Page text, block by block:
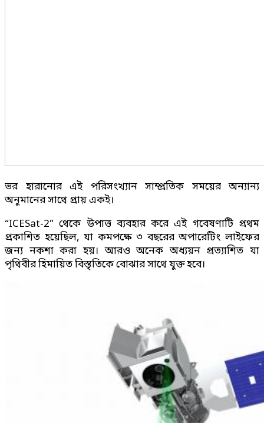
ভর হারানোর এই পরিসংখ্যান সাম্প্রতিক সময়ের অন্যান্য
অনুমানের সাথে প্রায় একই।
“ICESat-2” থেকে উপাত্ত ব্যবহার করে এই গবেষণাটি প্রথম
প্রকাশিত হয়েছিল, যা কমপক্ষে ৩ বছরের অপারেটিং লাইফের
জন্য নকশা করা হয়। আরও অনেক অধ্যয়ন প্রত্যাশিত যা
পৃথিবীর হিমায়িত বিস্তৃতিকে বোঝার সাথে যুক্ত হবে।